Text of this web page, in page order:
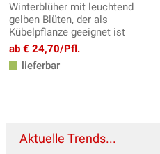
Winterblüher mit leuchtend
gelben Blüten, der als
Kübelpflanze geeignet ist
ab € 24,70/Pfl.
lieferbar
Aktuelle Trends...